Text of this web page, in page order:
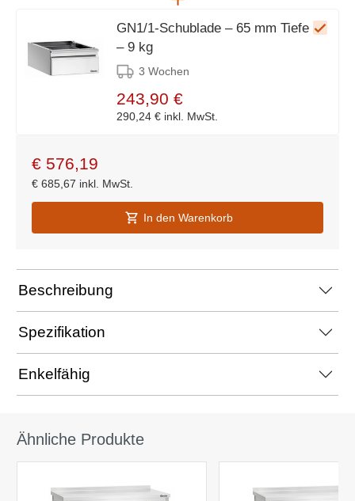
GN1/1-Schublade – 65 mm Tiefe
– 9 kg
3 Wochen
243,90 €
290,24 € inkl. MwSt.
€ 576,19
€ 685,67 inkl. MwSt.
In den Warenkorb
Beschreibung
Spezifikation
Enkelfähig
Ähnliche Produkte